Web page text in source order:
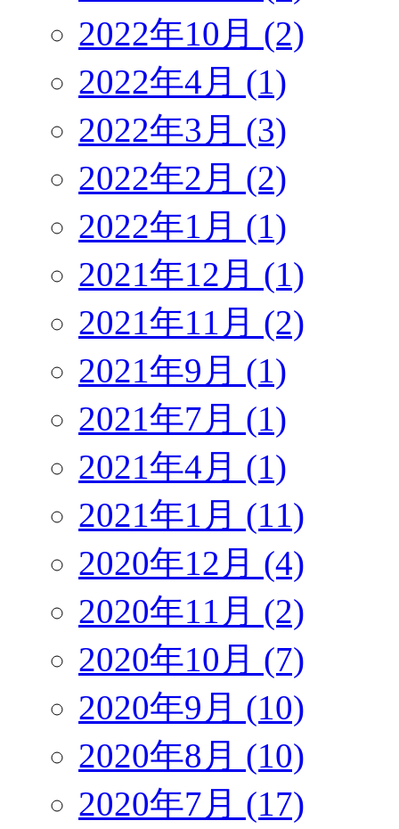
2022年10月 (2)
2022年4月 (1)
2022年3月 (3)
2022年2月 (2)
2022年1月 (1)
2021年12月 (1)
2021年11月 (2)
2021年9月 (1)
2021年7月 (1)
2021年4月 (1)
2021年1月 (11)
2020年12月 (4)
2020年11月 (2)
2020年10月 (7)
2020年9月 (10)
2020年8月 (10)
2020年7月 (17)